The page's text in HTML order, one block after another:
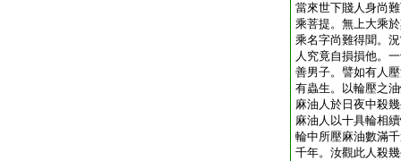
當來世下賤人身尚
乘菩提。無上大乘
乘名字尚難得聞。
人究竟自損損他。
善男子。譬如有人
有蟲生。以輪壓之
麻油人於日夜中殺
麻油人以十具輪相
輪中所壓麻油數滿
千年。汝觀此人殺